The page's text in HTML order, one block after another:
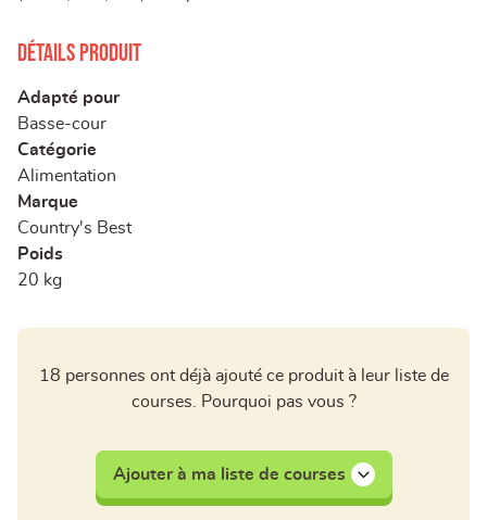
Détails produit
Adapté pour
Basse-cour
Catégorie
Alimentation
Marque
Country's Best
Poids
20 kg
18 personnes ont déjà ajouté ce produit à leur liste de
courses. Pourquoi pas vous ?
Ajouter à ma liste de courses